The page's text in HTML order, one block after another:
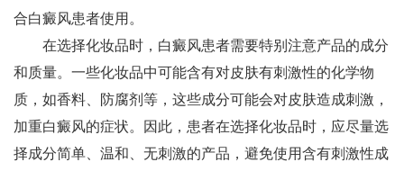
合白癜风患者使用。
在选择化妆品时，白癜风患者需要特别注意产品的成分
和质量。一些化妆品中可能含有对皮肤有刺激性的化学物
质，如香料、防腐剂等，这些成分可能会对皮肤造成刺激，
加重白癜风的症状。因此，患者在选择化妆品时，应尽量选
择成分简单、温和、无刺激的产品，避免使用含有刺激性成